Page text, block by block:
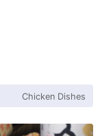
Chicken Dishes